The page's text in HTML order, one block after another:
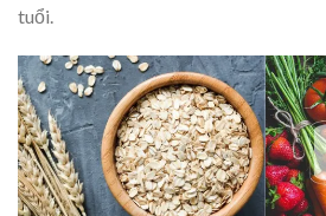
tuổi.